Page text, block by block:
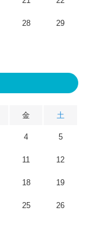
28 29
金 土
4 5
11 12
18 19
25 26